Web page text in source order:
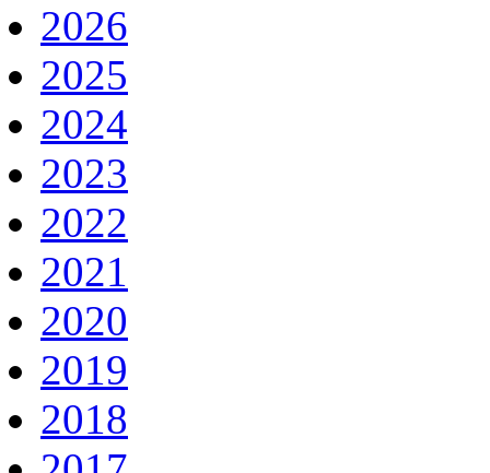
2026
2025
2024
2023
2022
2021
2020
2019
2018